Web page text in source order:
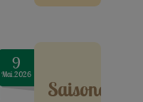
9
Mai.2026